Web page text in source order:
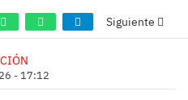
Siguiente
- 17:12